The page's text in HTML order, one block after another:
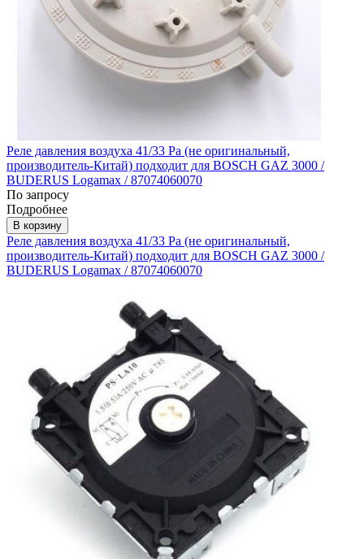
Реле давления воздуха 41/33 Pa (не оригинальный,
производитель-Китай) подходит для BOSCH GAZ 3000 /
BUDERUS Logamax / 87074060070
По запросу
Подробнее
В корзину
Реле давления воздуха 41/33 Pa (не оригинальный,
производитель-Китай) подходит для BOSCH GAZ 3000 /
BUDERUS Logamax / 87074060070